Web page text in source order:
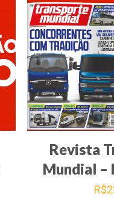
Revista
Mundial –
R$